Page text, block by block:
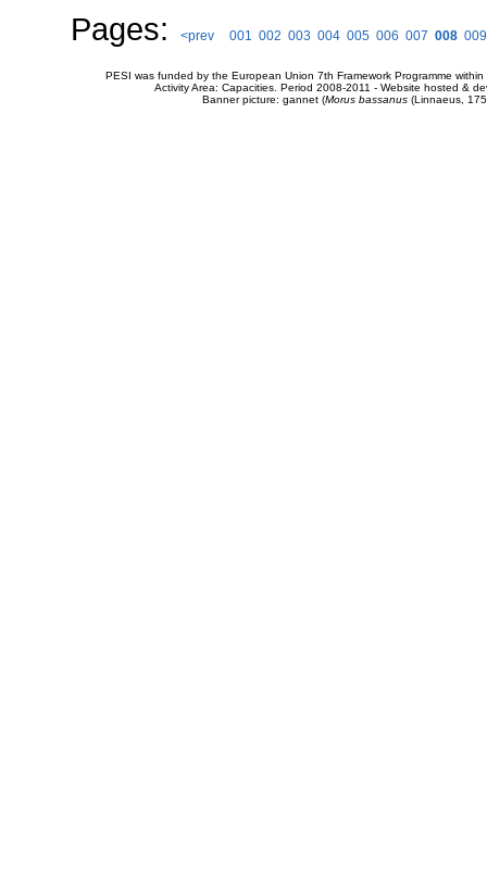
Pages:
<prev 001 002 003 004 005 006 007 008 009
PESI was funded by the European Union 7th Framework Programme
Activity Area: Capacities. Period 2008-2011 - Website hosted &
Banner picture: gannet (Morus bassanus(Linnaeus,